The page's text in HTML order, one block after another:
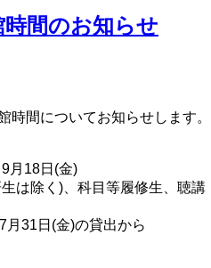
間のお知らせ
時間についてお知らせします。
18日(金)
く)、科目等履修生、聴講
31日(金)の貸出から